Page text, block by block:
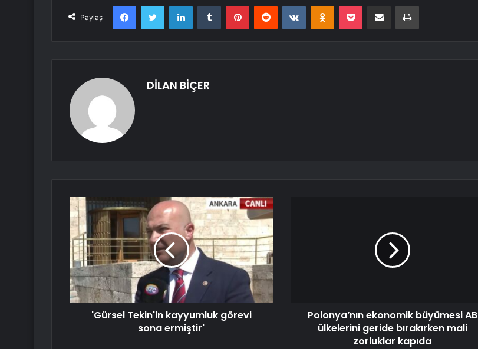
Paylaş
FacebookTwitter LinkedInTumblr PinterestReddit VKontakteOdnoklassniki
Pocket E-Posta ile paylaş Yazdır
DİLAN BİÇER
'Gürsel Tekin'in kayyumluk görevi
sona ermiştir'
Polonya’nın ekonomik büyümesi AB
ülkelerini geride bırakırken mali
zorluklar kapıda